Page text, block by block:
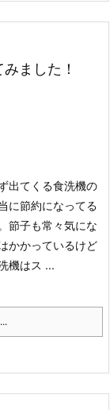
ました！
出てくる食洗機の
に節約になってる
節子も常々気にな
かかっているけど
機はス ...